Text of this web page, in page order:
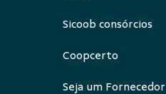
Sicoob consórcios
Coopcerto
Seja um Fornecedor